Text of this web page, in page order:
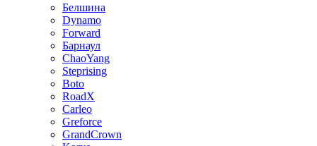
Белшина
Dynamo
Forward
Барнаул
ChaoYang
Steprising
Boto
RoadX
Carleo
Greforce
GrandCrown